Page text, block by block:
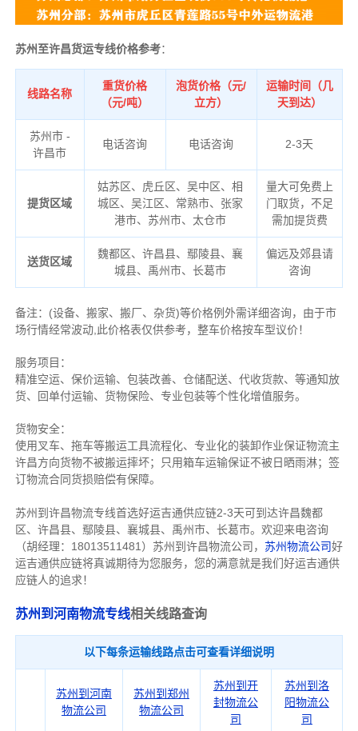
苏州至许昌货运专线价格参考：
线路名称
重货价格
（元/吨）
泡货价格（元/
立方）
运输时间（几
天到达）
苏州市 -
许昌市
电话咨询 电话咨询 2-3天
提货区域
姑苏区、虎丘区、吴中区、相
城区、吴江区、常熟市、张家
港市、苏州市、太仓市
量大可免费上
门取货，不足
需加提货费
送货区域
魏都区、许昌县、鄢陵县、襄
城县、禹州市、长葛市
偏远及郊县请
咨询
备注： (设备、搬家、搬厂、杂货)等价格例外需详细咨询，由于市
场行情经常波动,此价格表仅供参考，整车价格按车型议价！
服务项目：
精准空运、保价运输、包装改善、仓储配送、代收货款、等通知放
货、回单付运输、货物保险、专业包装等个性化增值服务。
货物安全：
使用叉车、拖车等搬运工具流程化、专业化的装卸作业保证物流主
许昌方向货物不被搬运摔坏；只用箱车运输保证不被日晒雨淋；签
订物流合同货损赔偿有保障。
苏州到许昌物流专线首选好运吉通供应链2-3天可到达许昌魏都
区、许昌县、鄢陵县、襄城县、禹州市、长葛市。欢迎来电咨询
（胡经理：18013511481）苏州到许昌物流公司， 苏州物流公司好
运吉通供应链将真诚期待为您服务，您的满意就是我们好运吉通供
应链人的追求！
苏州到河南物流专线相关线路查询
以下每条运输线路点击可查看详细说明
苏州到河南
物流公司
苏州到郑州
物流公司
苏州到开
封物流公
司
苏州到洛
阳物流公
司